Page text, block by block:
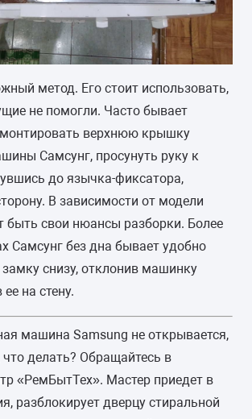
метод. Его стоит использовать,
не помогли. Часто бывает
верхнюю крышку
Самсунг, просунуть руку к
до язычка-фиксатора,
В зависимости от модели
быть свои нюансы разборки. Более
Самсунг без дна бывает удобно
снизу, отклонив машинку
на стену.
машина Samsung не открывается,
что делать? Обращайтесь в
«РемБытТех». Мастер приедет в
разблокирует дверцу стиральной